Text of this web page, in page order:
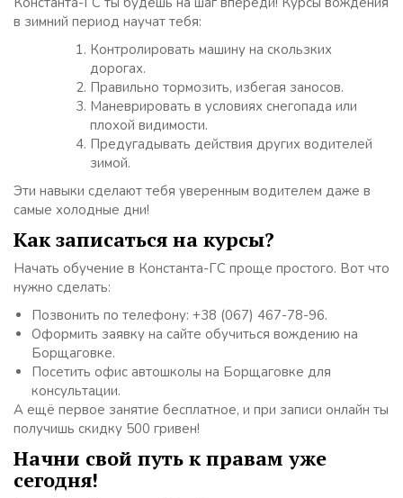
в зимний период научат тебя:
Контролировать машину на скользких
дорогах.
Правильно тормозить, избегая заносов.
Маневрировать в условиях снегопада или
плохой видимости.
Предугадывать действия других водителей
зимой.
Эти навыки сделают тебя уверенным водителем даже в
самые холодные дни!
Как записаться на курсы?
Начать обучение в Константа-ГС проще простого. Вот что
нужно сделать:
Позвонить по телефону: +38 (067) 467-78-96.
Оформить заявку на сайте обучиться вождению на
Борщаговке.
Посетить офис автошколы на Борщаговке для
консультации.
А ещё первое занятие бесплатное, и при записи онлайн ты
получишь скидку 500 гривен!
Начни свой путь к правам уже
сегодня!